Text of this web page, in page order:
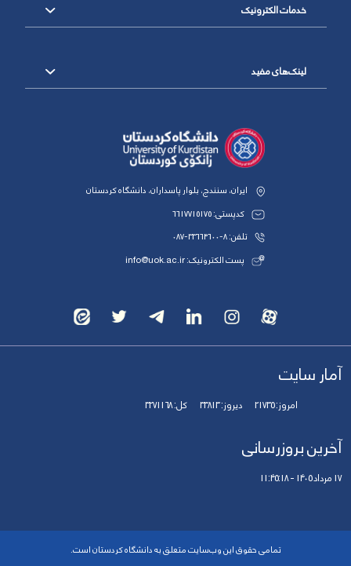
خدمات الکترونیک
لینک‌های مفید
ایران، سنندج، بلوار پاسداران، دانشگاه کردستان
کدپستی: 6617715175
تلفن: 8-33664600-087
پست الکترونیک: info@uok.ac.ir
آمار سایت
امروز:21735 دیروز:33813 کل:3271168
آخرین بروزرسانی
17 مرداد 1405 - 11:45:18
تمامی حقوق این وب‌سایت متعلق به دانشگاه کردستان است.